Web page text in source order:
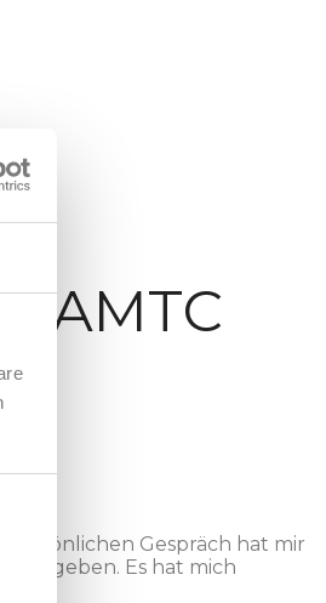
Gespräch hat mir
gegeben. Es hat mich